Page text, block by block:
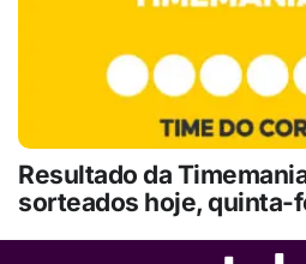
Resultado da
sorteados hoje, quinta-